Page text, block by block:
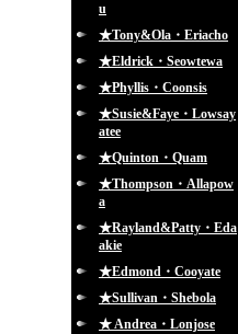
u
★Tony&Ola・Eriacho
★Eldrick・Seowtewa
★Phyllis・Coonsis
★Susie&Faye・Lowsay
atee
★Quinton・Quam
★Thompson・Allapow
a
★Rayland&Patty・Eda
akie
★Edmond・Cooyate
★Sullivan・Shebola
★ Andrea・Lonjose